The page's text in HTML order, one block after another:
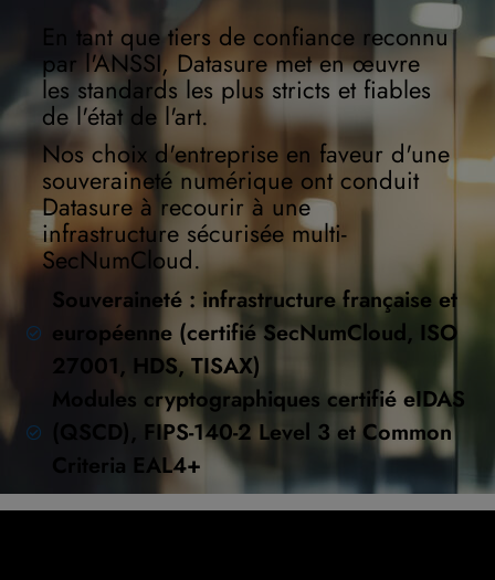
En tant que tiers de confiance reconnu
par l'ANSSI, Datasure met en œuvre
les standards les plus stricts et fiables
de l'état de l'art.
Nos choix d'entreprise en faveur d'une
souveraineté numérique ont conduit
Datasure à recourir à une
infrastructure sécurisée multi-
SecNumCloud.
Souveraineté : infrastructure française et
européenne (certifié SecNumCloud, ISO
27001, HDS, TISAX)
Modules cryptographiques certifié eIDAS
(QSCD), FIPS-140-2 Level 3 et Common
Criteria EAL4+